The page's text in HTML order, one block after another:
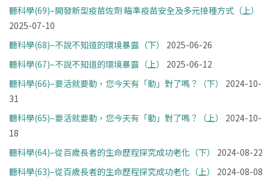
聽科學(69)–開發新型疫苗佐劑 瞄準疫苗安全及多元接種方式（上）
2025-07-10
聽科學(68)–不說不知道的環境暴露（下）
2025-06-26
聽科學(67)–不說不知道的環境暴露（上）
2025-06-12
聽科學(66)–要活就要動，您今天有「動」對了嗎？（下）
2024-10-
31
聽科學(65)–要活就要動，您今天有「動」對了嗎？（上）
2024-10-
18
聽科學(64)–從百歲長者的生命歷程探究成功老化（下）
2024-08-22
聽科學(63)–從百歲長者的生命歷程探究成功老化（上）
2024-08-08